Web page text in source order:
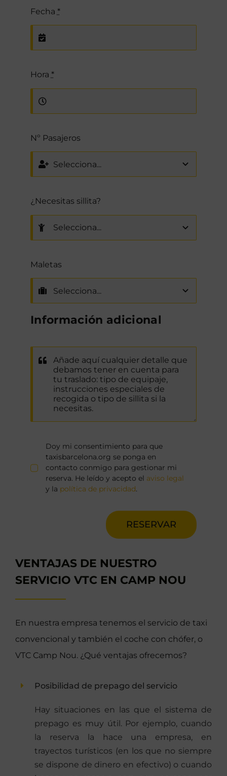
Fecha *
Hora *
Nº Pasajeros
¿Necesitas sillita?
Maletas
Información adicional
Doy mi consentimiento para que
taxisbarcelona.org se ponga en
contacto conmigo para gestionar mi
reserva. He leído y acepto el aviso legal
y la política de privacidad.
RESERVAR
VENTAJAS DE NUESTRO
SERVICIO VTC EN CAMP NOU
En nuestra empresa tenemos el servicio de taxi
convencional y también el coche con chófer, o
VTC Camp Nou. ¿Qué ventajas ofrecemos?
Posibilidad de prepago del servicio
Hay situaciones en las que el sistema de
prepago es muy útil. Por ejemplo, cuando
la reserva la hace una empresa, en
trayectos turísticos (en los que no siempre
se dispone de dinero en efectivo) o cuando